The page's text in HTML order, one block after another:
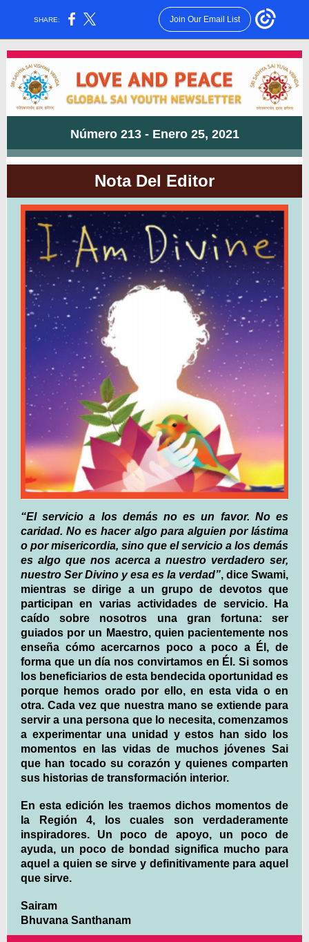
SHARE: Join Our Email List
Número 213 - Enero 25, 2021
Nota Del Editor
“El servicio a los demás no es un favor. No es
caridad. No es hacer algo para alguien por lástima
o por misericordia, sino que el servicio a los demás
es algo que nos acerca a nuestro verdadero ser,
nuestro Ser Divino y esa es la verdad”, dice Swami,
mientras se dirige a un grupo de devotos que
participan en varias actividades de servicio. Ha
caído sobre nosotros una gran fortuna: ser
guiados por un Maestro, quien pacientemente nos
enseña cómo acercarnos poco a poco a Él, de
forma que un día nos convirtamos en Él. Si somos
los beneficiarios de esta bendecida oportunidad es
porque hemos orado por ello, en esta vida o en
otra. Cada vez que nuestra mano se extiende para
servir a una persona que lo necesita, comenzamos
a experimentar una unidad y estos han sido los
momentos en las vidas de muchos jóvenes Sai
que han tocado su corazón y quienes comparten
sus historias de transformación interior.
En esta edición les traemos dichos momentos de
la Región 4, los cuales son verdaderamente
inspiradores. Un poco de apoyo, un poco de
ayuda, un poco de bondad significa mucho para
aquel a quien se sirve y definitivamente para aquel
que sirve.
Sairam
Bhuvana Santhanam